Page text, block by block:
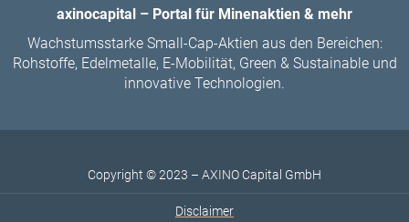
axinocapital – Portal für Minenaktien & mehr
Wachstumsstarke Small-Cap-Aktien aus den Bereichen:
Rohstoffe, Edelmetalle, E-Mobilität, Green & Sustainable und
innovative Technologien.
Copyright © 2023 – AXINO Capital GmbH
Disclaimer